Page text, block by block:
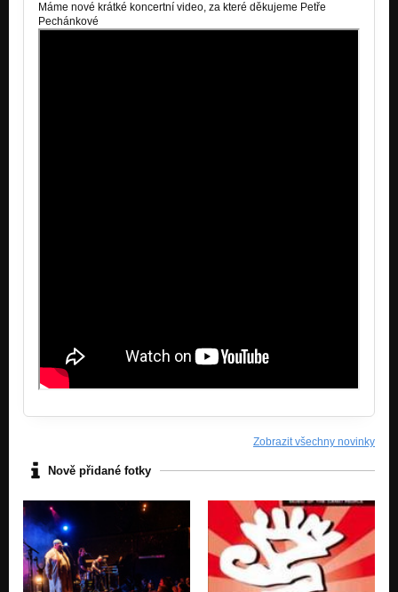
Máme nové krátké koncertní video, za které děkujeme Petře
Pechánkové
Zobrazit všechny novinky
Nově přidané fotky